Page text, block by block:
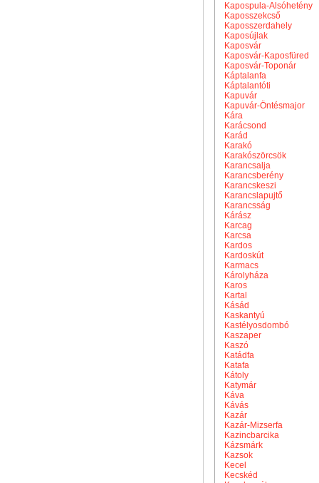
Kapospula-Alsóhetény
Kaposszekcső
Kaposszerdahely
Kaposújlak
Kaposvár
Kaposvár-Kaposfüred
Kaposvár-Toponár
Káptalanfa
Káptalantóti
Kapuvár
Kapuvár-Öntésmajor
Kára
Karácsond
Karád
Karakó
Karakószörcsök
Karancsalja
Karancsberény
Karancskeszi
Karancslapujtő
Karancsság
Kárász
Karcag
Karcsa
Kardos
Kardoskút
Karmacs
Károlyháza
Karos
Kartal
Kásád
Kaskantyú
Kastélyosdombó
Kaszaper
Kaszó
Katádfa
Katafa
Kátoly
Katymár
Káva
Kávás
Kazár
Kazár-Mizserfa
Kazincbarcika
Kázsmárk
Kazsok
Kecel
Kecskéd